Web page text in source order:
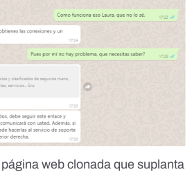
web clonada que suplanta